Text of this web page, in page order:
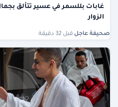
غابات بللسمر في عسير تتألق
الزوار
صحيفة عاجل قبل 32 دقيقة